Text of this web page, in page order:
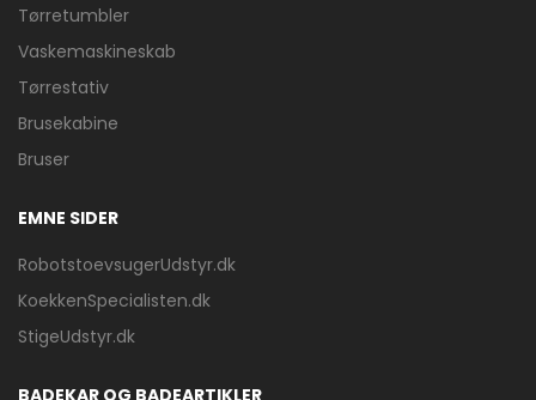
Tørretumbler
Vaskemaskineskab
Tørrestativ
Brusekabine
Bruser
EMNE SIDER
RobotstoevsugerUdstyr.dk
KoekkenSpecialisten.dk
StigeUdstyr.dk
BADEKAR OG BADEARTIKLER